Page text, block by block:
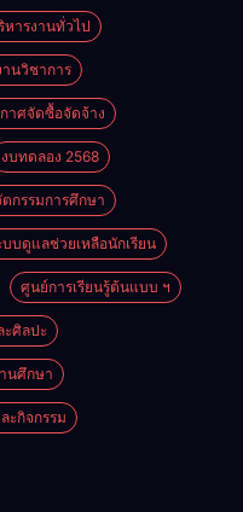
หารงานทั่วไป
นวิชาการ
าศจัดซื้อจัดจ้าง
งบทดลอง 2568
กรรมการศึกษา
บบดูแลช่วยเหลือนักเรียน
ศูนย์การเรียนรู้ต้นแบบ ฯ
ะศิลปะ
นศึกษา
ะกิจกรรม